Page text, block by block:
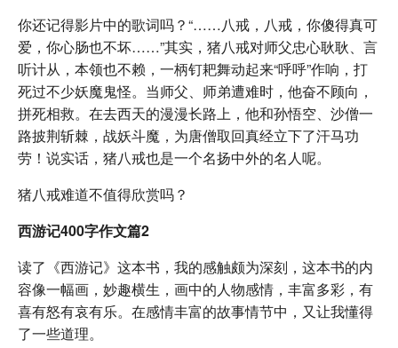
你还记得影片中的歌词吗？“……八戒，八戒，你傻得真可
爱，你心肠也不坏……”其实，猪八戒对师父忠心耿耿、言
听计从，本领也不赖，一柄钉耙舞动起来“呼呼”作响，打
死过不少妖魔鬼怪。当师父、师弟遭难时，他奋不顾向，
拼死相救。在去西天的漫漫长路上，他和孙悟空、沙僧一
路披荆斩棘，战妖斗魔，为唐僧取回真经立下了汗马功
劳！说实话，猪八戒也是一个名扬中外的名人呢。
猪八戒难道不值得欣赏吗？
西游记400字作文篇2
读了《西游记》这本书，我的感触颇为深刻，这本书的内
容像一幅画，妙趣横生，画中的人物感情，丰富多彩，有
喜有怒有哀有乐。在感情丰富的故事情节中，又让我懂得
了一些道理。